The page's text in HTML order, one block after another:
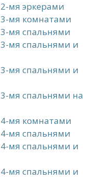
мя эркерами
мя комнатами
мя спальнями
мя спальнями и
мя спальнями и
мя спальнями на
мя комнатами
мя спальнями
мя спальнями и
мя спальнями и